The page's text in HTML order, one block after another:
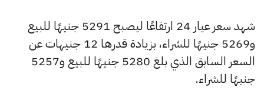
شهد سعر عيار 24 ارتفاعًا ليصبح 5291 جنيهًا للبيع
و5269 جنيهًا للشراء، بزيادة قدرها 12 جنيهات عن
السعر السابق الذي بلغ 5280 جنيهًا للبيع و5257
جنيهًا للشراء.